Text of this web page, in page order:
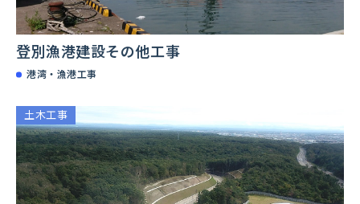
登別漁港建設その他工事
港湾・漁港工事
土木工事